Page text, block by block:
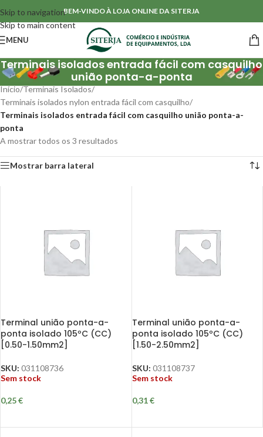
Skip to navigation
Skip to main content
BEM-VINDO À LOJA ONLINE DA SITERJA
MENU
Terminais isolados entrada fácil com casquilho
união ponta-a-ponta
Início/Terminais Isolados/
Terminais isolados nylon entrada fácil com casquilho/
Terminais isolados entrada fácil com casquilho união ponta-a-
ponta
A mostrar todos os 3 resultados
Mostrar barra lateral
Terminal união ponta-a-
ponta isolado 105ºC (CC)
[0.50-1.50mm2]
SKU: 031108736
Sem stock
0,25€
Terminal união ponta-a-
ponta isolado 105ºC (CC)
[1.50-2.50mm2]
SKU: 031108737
Sem stock
0,31€